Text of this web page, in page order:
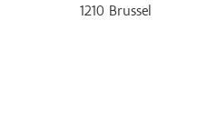
1210 Brussel